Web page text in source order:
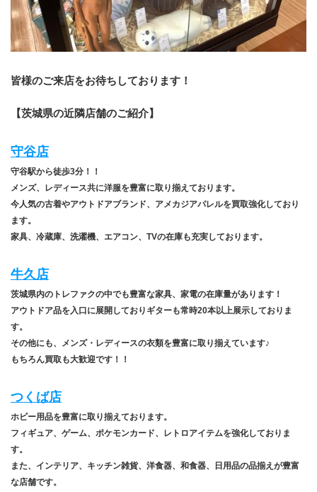
皆様のご来店をお待ちしております！
【茨城県の近隣店舗のご紹介】
守谷店
守谷駅から徒歩3分！！
メンズ、レディース共に洋服を豊富に取り揃えております。
今人気の古着やアウトドアブランド、アメカジアパレルを買取強化しており
ます。
家具、冷蔵庫、洗濯機、エアコン、TVの在庫も充実しております。
牛久店
茨城県内のトレファクの中でも豊富な家具、家電の在庫量があります！
アウトドア品を入口に展開しておりギターも常時20本以上展示しておりま
す。
その他にも、メンズ・レディースの衣類を豊富に取り揃えています♪
もちろん買取も大歓迎です！！
つくば店
ホビー用品を豊富に取り揃えております。
フィギュア、ゲーム、ポケモンカード、レトロアイテムを強化しておりま
す。
また、インテリア、キッチン雑貨、洋食器、和食器、日用品の品揃えが豊富
な店舗です。